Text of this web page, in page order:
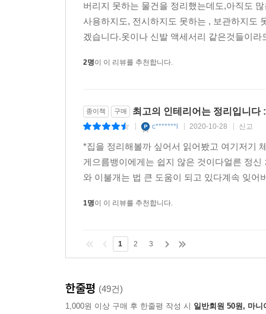
버리지 못하는 물건을 정리했는데도,아직도
사용하지도, 전시하지도 못하는 , 보관하지도
겠습니다.옷이나 신발 액세서리 같은것들이
2명이 이 리뷰를 추천합니다.
종이책 구매 최고의 인테리어는 정리입니다
c*******l 2020-10-28 신고
*집을 정리해볼까 싶어서 읽어봤고 여기저기
게으름뱅이에게는 쉽지 않은 것이다얼른 정
와 이불개는 법 큰 도움이 되고 있다계속 잊
1명이 이 리뷰를 추천합니다.
1 2 3
한줄평 (49건)
1,000원 이상 구매 후 한줄평 작성 시 일반회원 50원, 마니